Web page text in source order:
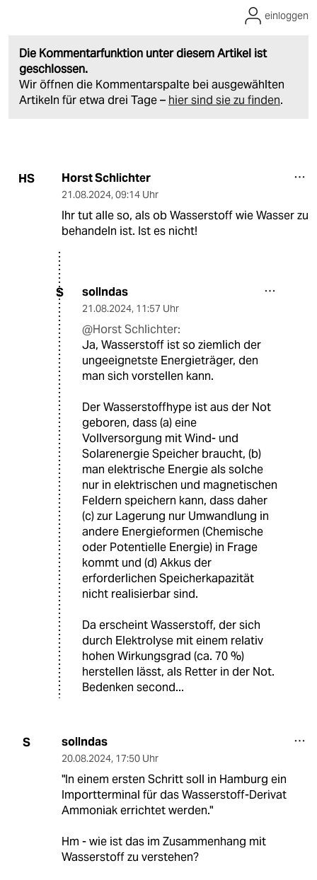
Die Kommentarfunktion unter diesem Artikel ist
geschlossen.
Wir öffnen die Kommentarspalte bei ausgewählten
Artikeln für etwa drei Tage – hier sind sie zu finden.
einloggen
HS Horst Schlichter
21.08.2024, 09:14 Uhr
Ihr tut alle so, als ob Wasserstoff wie Wasser zu
behandeln ist. Ist es nicht!
S sollndas
21.08.2024, 11:57 Uhr
@Horst Schlichter:
Ja, Wasserstoff ist so ziemlich der
ungeeignetste Energieträger, den
man sich vorstellen kann.
Der Wasserstoffhype ist aus der Not
geboren, dass (a) eine
Vollversorgung mit Wind- und
Solarenergie Speicher braucht, (b)
man elektrische Energie als solche
nur in elektrischen und magnetischen
Feldern speichern kann, dass daher
(c) zur Lagerung nur Umwandlung in
andere Energieformen (Chemische
oder Potentielle Energie) in Frage
kommt und (d) Akkus der
erforderlichen Speicherkapazität
nicht realisierbar sind.
Da erscheint Wasserstoff, der sich
durch Elektrolyse mit einem relativ
hohen Wirkungsgrad (ca. 70 %)
herstellen lässt, als Retter in der Not.
Bedenken second...
S sollndas
20.08.2024, 17:50 Uhr
"In einem ersten Schritt soll in Hamburg ein
Importterminal für das Wasserstoff-Derivat
Ammoniak errichtet werden."
Hm - wie ist das im Zusammenhang mit
Wasserstoff zu verstehen?